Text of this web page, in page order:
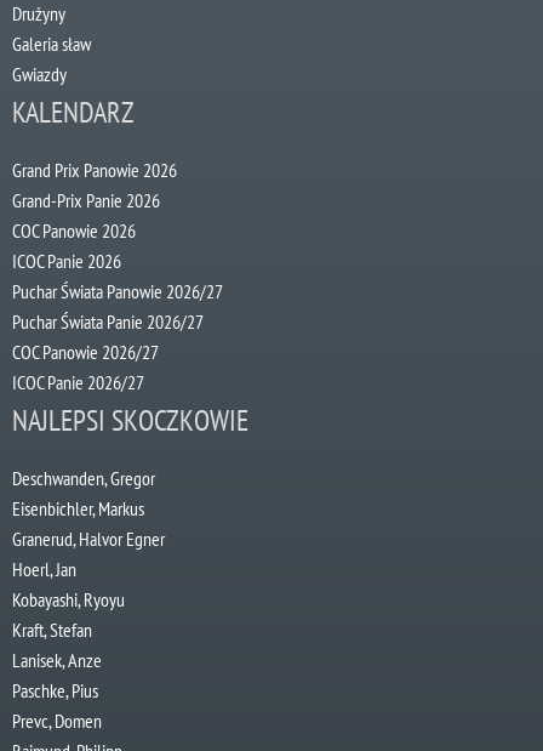
Drużyny
Galeria sław
Gwiazdy
KALENDARZ
Grand Prix Panowie 2026
Grand-Prix Panie 2026
COC Panowie 2026
ICOC Panie 2026
Puchar Świata Panowie 2026/27
Puchar Świata Panie 2026/27
COC Panowie 2026/27
ICOC Panie 2026/27
NAJLEPSI SKOCZKOWIE
Deschwanden, Gregor
Eisenbichler, Markus
Granerud, Halvor Egner
Hoerl, Jan
Kobayashi, Ryoyu
Kraft, Stefan
Lanisek, Anze
Paschke, Pius
Prevc, Domen